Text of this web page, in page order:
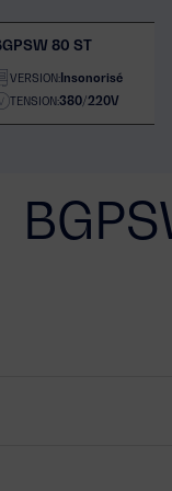
80 ST
VERSION:Insonorisé
TENSION:380/220V